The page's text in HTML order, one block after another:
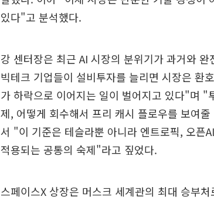
있다"고 분석했다.
강 센터장은 최근 AI 시장의 분위기가 과거와
빅테크 기업들이 설비투자를 늘리면 시장은 환
가 하락으로 이어지는 일이 벌어지고 있다"며 "
제, 어떻게 회수해서 프리 캐시 플로우를 보여
서 "이 기준은 테슬라뿐 아니라 엔트로픽, 오픈
적용되는 공통의 숙제"라고 짚었다.
스페이스X 상장은 머스크 세계관의 최대 승부